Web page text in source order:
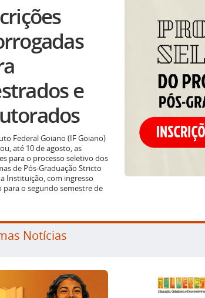
e
Federal Goiano (IF Goiano)
até 10 de agosto, as
para o processo seletivo dos
de Pós-Graduação Stricto
Instituição, com ingresso
para o segundo semestre de
Notícias